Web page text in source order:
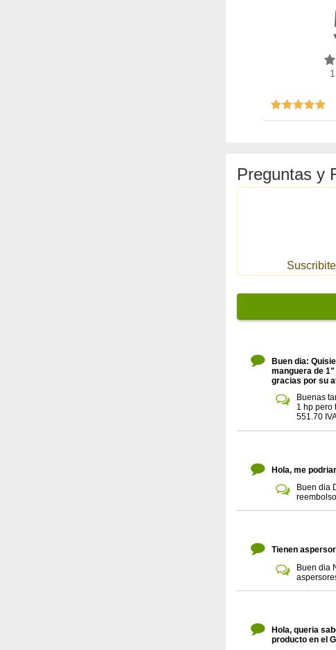
1
Preguntas y
Buen dia:
manguera de
gracias por su
Buenas
1 hp pero
551.70
Hola, me
Buen dia
Tienen
Buen dia
Hola, queria
producto en el